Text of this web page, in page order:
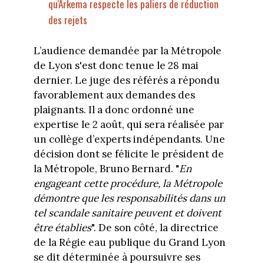
qu'Arkema respecte les paliers de réduction
des rejets
L’audience demandée par la Métropole
de Lyon s'est donc tenue le 28 mai
dernier. Le juge des référés a répondu
favorablement aux demandes des
plaignants. Il a donc ordonné une
expertise le 2 août, qui sera réalisée par
un collège d’experts indépendants. Une
décision dont se félicite le président de
la Métropole, Bruno Bernard. "En
engageant cette procédure, la Métropole
démontre que les responsabilités dans un
tel scandale sanitaire peuvent et doivent
être établies". De son côté, la directrice
de la Régie eau publique du Grand Lyon
se dit déterminée à poursuivre ses